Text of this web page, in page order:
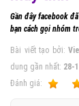
Gần đây facebook
bạn cách gọi nhóm
Bài viết tạo bởi:
dung gần nhất: 28-
Ðánh giá: